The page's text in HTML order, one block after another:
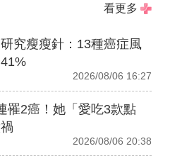
看更多
究瘦瘦針：13種癌症風
2026/08/06 16:27
罹2癌！她「愛吃3款點
2026/08/06 20:38